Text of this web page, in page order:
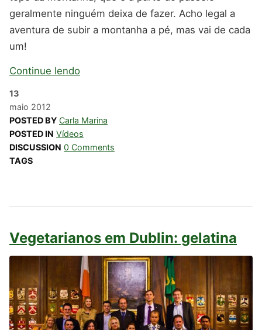
geralmente ninguém deixa de fazer. Acho legal a
aventura de subir a montanha a pé, mas vai de cada
um!
Continue lendo
13
maio 2012
POSTED BY Carla Marina
POSTED IN Vídeos
DISCUSSION 0 Comments
TAGS
Vegetarianos em Dublin: gelatina